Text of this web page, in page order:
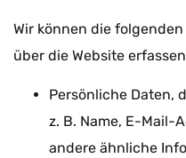
Wir können die
über die Website
Persönliche Daten,
z. B. Name, E-Mail-
andere ähnliche